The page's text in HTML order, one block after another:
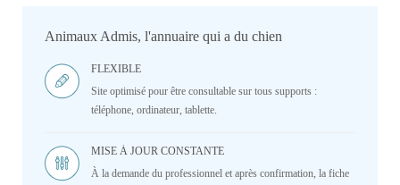
Animaux Admis, l'annuaire qui a du chien
FLEXIBLE
Site optimisé pour être consultable sur tous supports :
téléphone, ordinateur, tablette.
MISE À JOUR CONSTANTE
À la demande du professionnel et après confirmation, la fiche